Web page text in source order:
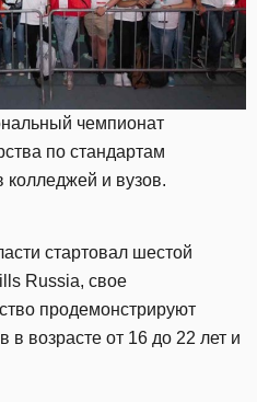
чемпионат
по стандартам
колледжей и вузов.
стартовал шестой
Russia, свое
продемонстрируют
в возрасте от 16 до 22 лет и